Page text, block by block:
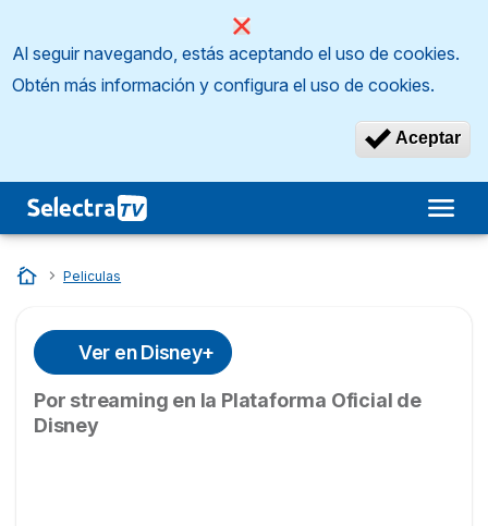
Al seguir navegando, estás aceptando el uso de cookies.
Obtén más información y configura el uso de cookies.
Aceptar
Inicio
…
Peliculas
Ver en Disney+
Por streaming en la Plataforma Oficial de
Disney